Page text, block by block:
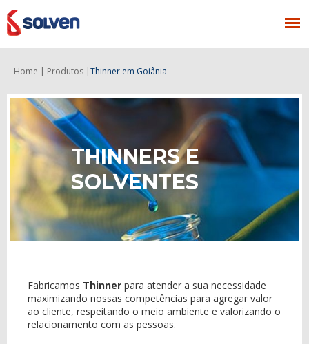
Home | Produtos |Thinner em Goiânia
THINNERS E
SOLVENTES
Fabricamos Thinner para atender a sua necessidade
maximizando nossas competências para agregar valor
ao cliente, respeitando o meio ambiente e valorizando o
relacionamento com as pessoas.